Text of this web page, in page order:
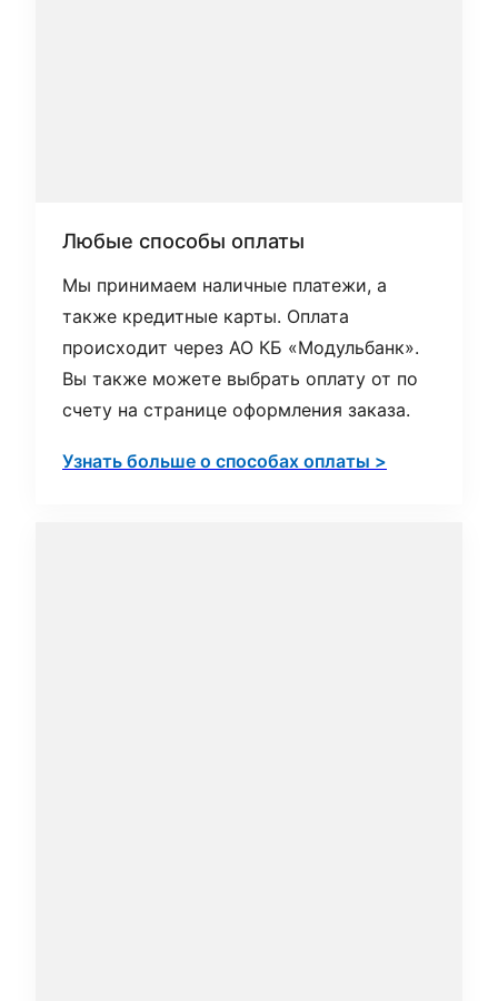
Любые способы оплаты
Мы принимаем наличные платежи, а
также кредитные карты. Оплата
происходит через АО КБ «Модульбанк».
Вы также можете выбрать оплату от по
счету на странице оформления заказа.
Узнать больше о способах оплаты >